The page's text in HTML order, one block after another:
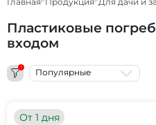
Пластиковые
входом
1 Популярные
От 1 дня